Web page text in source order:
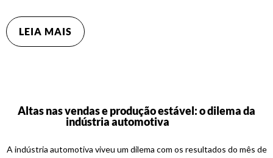
LEIA MAIS
Altas nas vendas e produção estável: o dilema da
indústria automotiva
A indústria automotiva viveu um dilema com os resultados do mês de